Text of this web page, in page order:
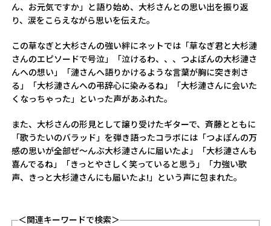
ん、お元気ですか」と語り始め、大杉さんとの思い出を振り返
り、涙をこらえながら思いを伝えた。
この草なぎと大杉さんの強い絆にネットでは「草なぎ君と大杉漣
さんのエピソードで号泣」「泣けるわ、、、つよぽんの大杉漣さ
んへの想い」「漣さんへ語りかけるような言葉が胸に突き刺さ
る」「大杉漣さんへの弔辞心に染みるね」「大杉漣さんに会いた
くなっちゃった」といった声があふれた。
また、大杉さんの形見として譲り受けたギターで、斉藤とともに
「歌うたいのバラッド」を弾き語ったコラボには「つよぽんの万
感の思いが全部ぜ～んぶ大杉漣さんに届いたよ」「大杉漣さんも
喜んでるね」「きっとやさしく笑っていると思う」「力強い歌
声、きっと大杉漣さんにも届いたよ!」という声に包まれた。
＜関連キーワードで検索＞